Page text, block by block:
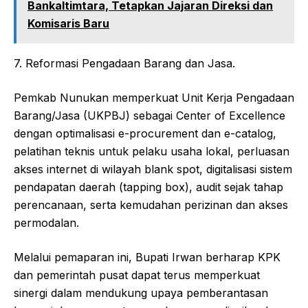
Bankaltimtara, Tetapkan Jajaran Direksi dan
Komisaris Baru
7. Reformasi Pengadaan Barang dan Jasa.
Pemkab Nunukan memperkuat Unit Kerja Pengadaan
Barang/Jasa (UKPBJ) sebagai Center of Excellence
dengan optimalisasi e-procurement dan e-catalog,
pelatihan teknis untuk pelaku usaha lokal, perluasan
akses internet di wilayah blank spot, digitalisasi sistem
pendapatan daerah (tapping box), audit sejak tahap
perencanaan, serta kemudahan perizinan dan akses
permodalan.
Melalui pemaparan ini, Bupati Irwan berharap KPK
dan pemerintah pusat dapat terus memperkuat
sinergi dalam mendukung upaya pemberantasan